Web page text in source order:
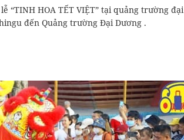
“TINH HOA TẾT VIỆT” tại quảng trường đại
đến Quảng trường Đại Dương .